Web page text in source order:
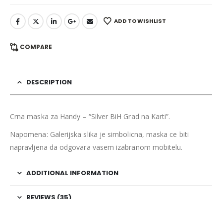
ADD TO WISHLIST
COMPARE
DESCRIPTION
Crna maska za Handy – “Silver BiH Grad na Karti”.
Napomena: Galerijska slika je simbolicna, maska ce biti
napravljena da odgovara vasem izabranom mobitelu.
ADDITIONAL INFORMATION
REVIEWS (35)